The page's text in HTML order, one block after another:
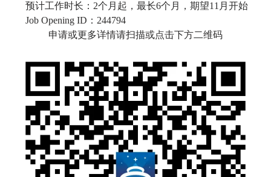
预计工作时长： 2个月起，最长6个月，期望11月开始
Job Opening ID：244794
申请或更多详情请扫描或点击下方二维码